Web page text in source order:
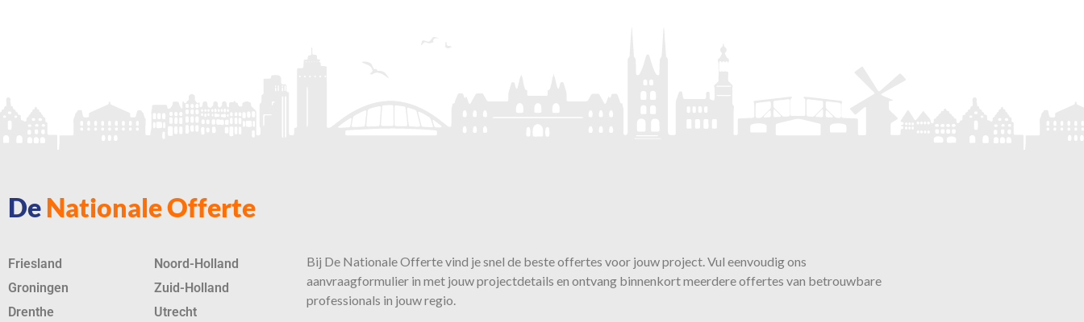
De Nationale Offerte
Friesland
Groningen
Drenthe
Noord-Holland
Zuid-Holland
Utrecht
Bij De Nationale Offerte vind je snel de besteoffertes voor jouw project. Vul eenvoudig ons
aanvraagformulier in met jouw projectdetails en ontvang binnenkort meerdere offertes van betrouwbare
professionals in jouw regio.